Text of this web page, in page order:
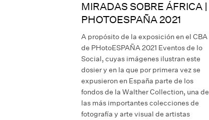
MIRADAS SOBRE ÁFRICA |
PHOTOESPAÑA 2021
A propósito de la exposición en el CBA
de PHotoESPAÑA 2021 Eventos de lo
Social, cuyas imágenes ilustran este
dosier y en la que por primera vez se
expusieron en España parte de los
fondos de la Walther Collection, una de
las más importantes colecciones de
fotografía y arte visual de artistas